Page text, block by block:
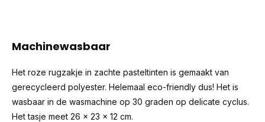
Machinewasbaar
Het roze rugzakje in zachte pasteltinten is gemaakt van
gerecycleerd polyester. Helemaal eco-friendly dus! Het is
wasbaar in de wasmachine op 30 graden op delicate cyclus.
Het tasje meet 26 x 23 x 12 cm.